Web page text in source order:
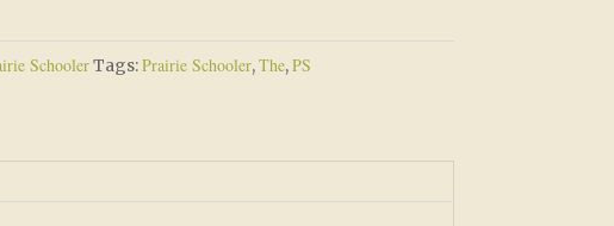
SchoolerTags:Prairie Schooler,The,PS